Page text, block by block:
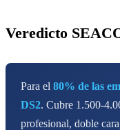
Veredicto
Para el 80% de las
DS2. Cubre 1.500-
profesional, doble